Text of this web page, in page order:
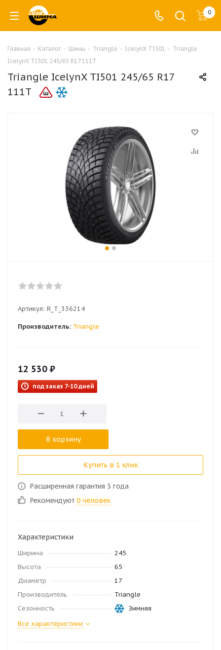
0
Главная - Каталог - Шины - Triangle - IcelynX TI501 - Triangle
IcelynX TI501 245/65 R17 111T
Triangle IcelynX TI501 245/65 R17
111T
Артикул: R_T_336214
Производитель: Triangle
12 530 ₽
под заказ 7-10 дней
В корзину
Купить в 1 клик
Расширенная гарантия 3 года
Рекомендуют 0 человек
Характеристики
Ширина
245
Высота
65
Диаметр
17
Производитель
Triangle
Сезонность
Зимняя
Все характеристики